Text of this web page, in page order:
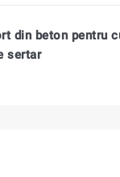
din beton pentru
sertar